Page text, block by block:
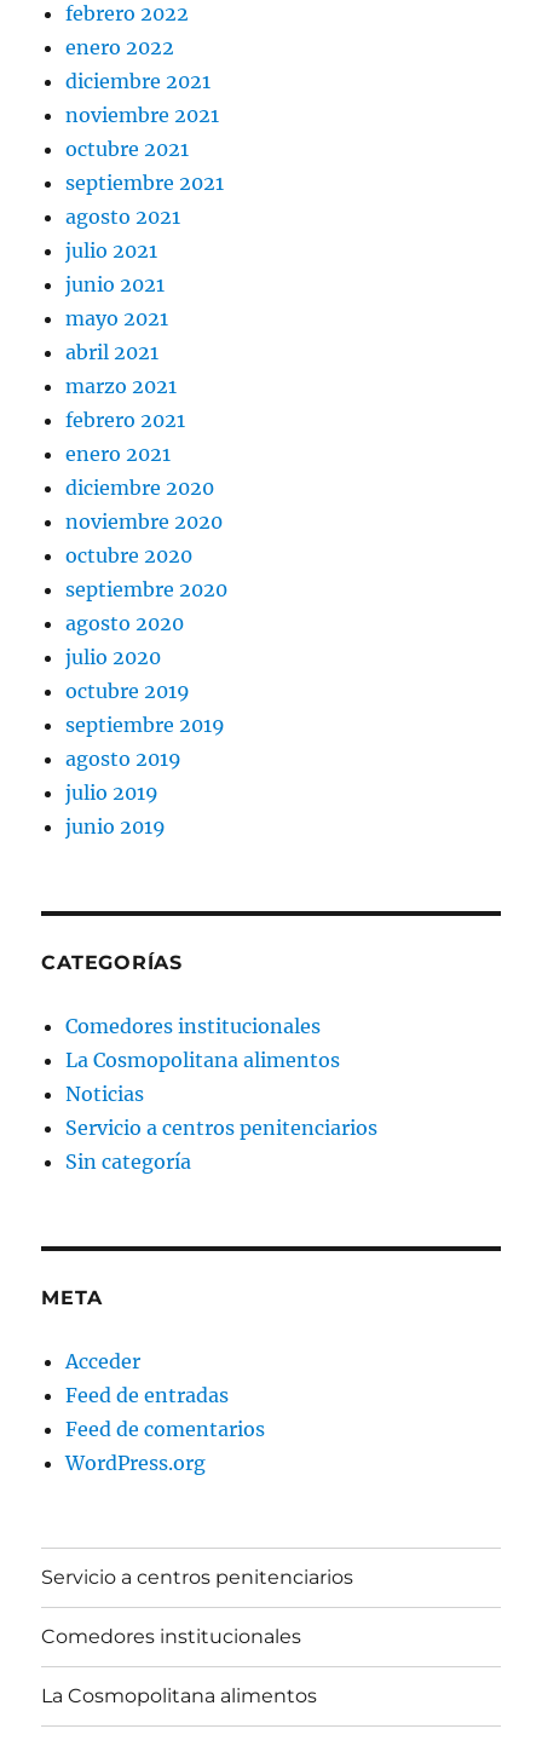
febrero 2022
enero 2022
diciembre 2021
noviembre 2021
octubre 2021
septiembre 2021
agosto 2021
julio 2021
junio 2021
mayo 2021
abril 2021
marzo 2021
febrero 2021
enero 2021
diciembre 2020
noviembre 2020
octubre 2020
septiembre 2020
agosto 2020
julio 2020
octubre 2019
septiembre 2019
agosto 2019
julio 2019
junio 2019
CATEGORÍAS
Comedores institucionales
La Cosmopolitana alimentos
Noticias
Servicio a centros penitenciarios
Sin categoría
META
Acceder
Feed de entradas
Feed de comentarios
WordPress.org
Servicio a centros penitenciarios
Comedores institucionales
La Cosmopolitana alimentos